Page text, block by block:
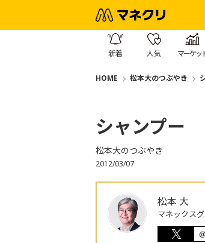
新着 人気 マーケッ
HOME 松本大のつぶやき
シャンプー
松本大のつぶやき
2012/03/07
松本 大
マネックス